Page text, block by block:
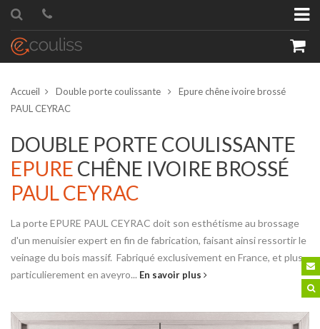
Accueil Double porte coulissante
Epure chêne ivoire brossé
PAUL CEYRAC
DOUBLE PORTE COULISSANTE
EPURE CHÊNE IVOIRE BROSSÉ
PAUL CEYRAC
La porte EPURE PAUL CEYRAC doit son esthétisme au brossage
d'un menuisier expert en fin de fabrication, faisant ainsi ressortir le
veinage du bois massif. Fabriqué exclusivement en France, et plus
particulierement en aveyro... En savoir plus
Quantité